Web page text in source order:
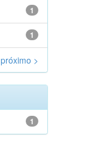
1
1
próximo >
1